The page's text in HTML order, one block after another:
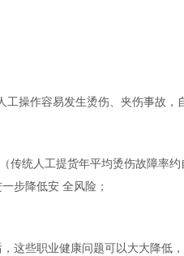
操作容易发生烫伤、夹伤事故，
传统人工提货年平均烫伤故障率
步降低安 全风险；
些职业健康问题可以大大降低